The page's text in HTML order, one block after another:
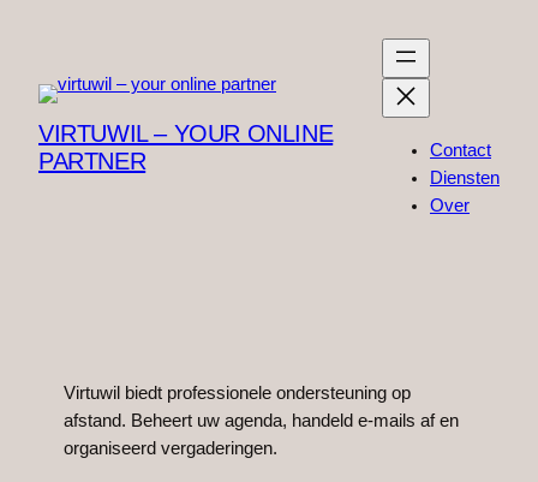
inhoud
VIRTUWIL – YOUR ONLINE
PARTNER
Contact
Diensten
Over
Virtuwil biedt professionele ondersteuning op
afstand. Beheert uw agenda, handeld e-mails af en
organiseerd vergaderingen.